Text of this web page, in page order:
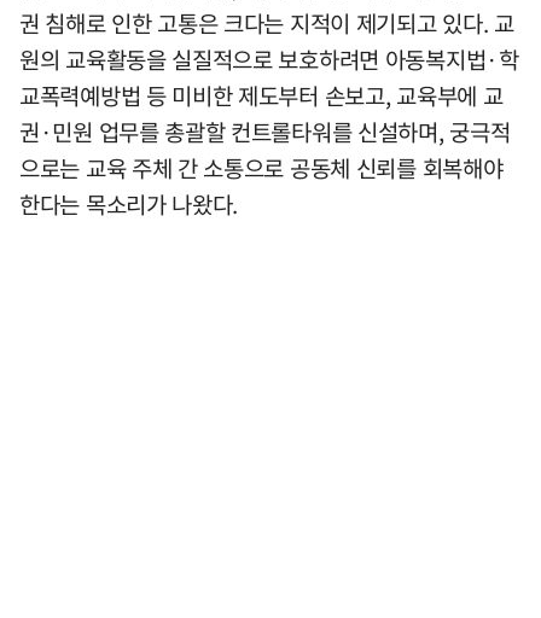
권 침해로 인한 고통은 크다는 지적이 제기되고 있다. 교
원의 교육활동을 실질적으로 보호하려면 아동복지법·학
교폭력예방법 등 미비한 제도부터 손보고, 교육부에 교
권·민원 업무를 총괄할 컨트롤타워를 신설하며, 궁극적
으로는 교육 주체 간 소통으로 공동체 신뢰를 회복해야
한다는 목소리가 나왔다.